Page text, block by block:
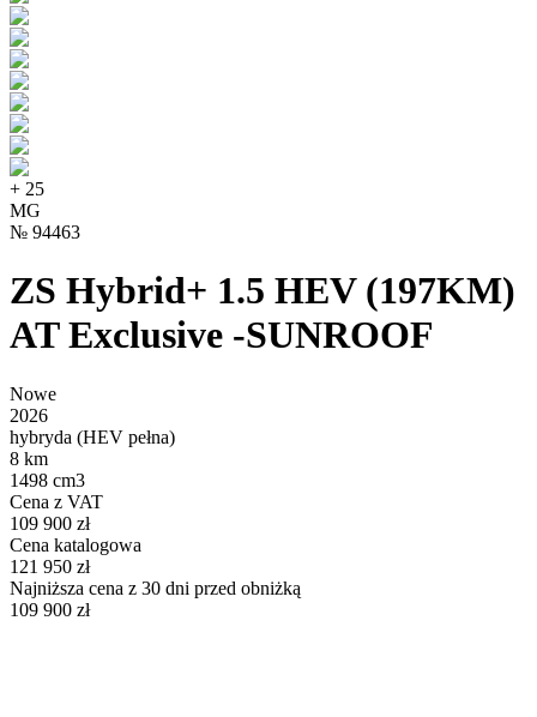
+ 25
MG
№ 94463
ZS Hybrid+ 1.5 HEV (197KM)
AT Exclusive -SUNROOF
Nowe
2026
hybryda (HEV pełna)
8 km
1498 cm3
Cena z VAT
109 900 zł
Cena katalogowa
121 950 zł
Najniższa cena z 30 dni przed obniżką
109 900 zł